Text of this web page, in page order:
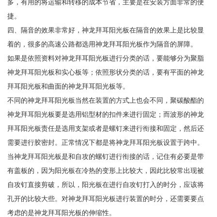
多，有用的将运输和转移的成本节省，主要是在安装方面非常的便
捷。
四、隔音的效果非常好，神龙拜耳阳光板在隔音的效果上是比较显
着的，很多的高速公路都选用神龙拜耳阳光板作为隔音的屏障。
如果是依照资料对神龙拜耳阳光板进行分类的话，要能够分为聚脂
神龙拜耳阳光板和实心板等；依照形状分类的话，要有平面的神龙
拜耳阳光板和曲面的神龙拜耳阳光板等。
不同的神龙拜耳阳光板当然在装置的方式上也会不同，聚碳酸酯的
神龙拜耳阳光板要是选用铝型材的扣件来进行固定；而波形的神龙
拜耳阳光板责任是选用支架或者是螺钉来进行衔接和固定，然后还
需要进行胶密封。正常情况下都是将神龙拜耳阳光板设置于跨中。
当神龙拜耳阳光板是和自攻的螺钉进行衔接的话，记住有必要是带
有盖板的，因为阳光板在冷热的变形上比较大，因此比较常出现被
自攻钉直接剪破，所以，阳光板在进行自攻钉打入的时分，应该将
孔开的比较大些。对神龙拜耳阳光板进行装置的时分，还需要要点
考虑的是神龙拜耳阳光板的伸缩性。